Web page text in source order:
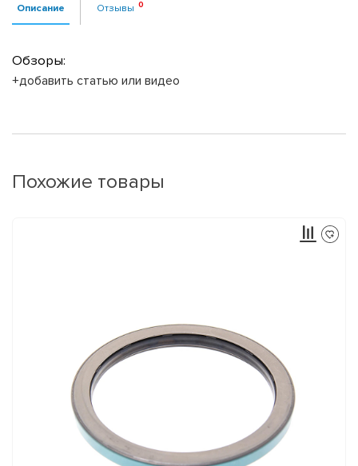
Описание Отзывы
Обзоры:
+добавить статью или видео
Похожие товары